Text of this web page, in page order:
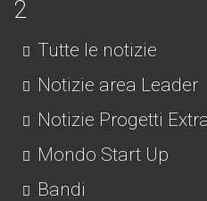
Tutte le notizie
Notizie area Leader
Notizie Progetti Extra
Mondo Start Up
Bandi